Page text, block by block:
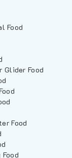
Food
Glider Food
Food